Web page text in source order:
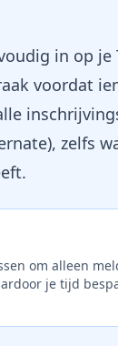
in op je
voordat
zelfs
om alleen
je tijd